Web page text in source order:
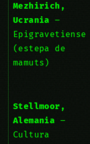
Mezhirich,
Ucrania –
Epigravetiense
(estepa de
mamuts)
Stellmoor,
Alemania –
Cultura